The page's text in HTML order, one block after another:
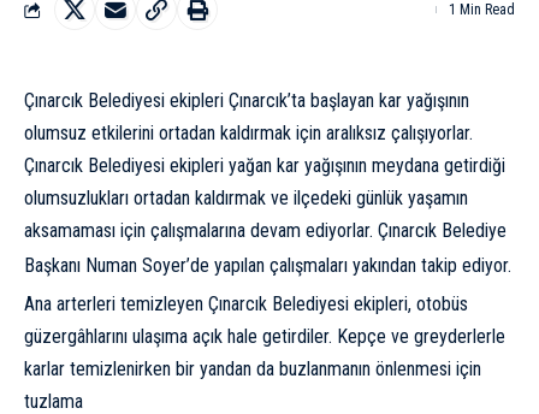
1 Min Read
Çınarcık Belediyesi ekipleri Çınarcık’ta başlayan kar yağışının
olumsuz etkilerini ortadan kaldırmak için aralıksız çalışıyorlar.
Çınarcık Belediyesi ekipleri yağan kar yağışının meydana getirdiği
olumsuzlukları ortadan kaldırmak ve ilçedeki günlük yaşamın
aksamaması için çalışmalarına devam ediyorlar. Çınarcık Belediye
Başkanı Numan Soyer’de yapılan çalışmaları yakından takip ediyor.
Ana arterleri temizleyen Çınarcık Belediyesi ekipleri, otobüs
güzergâhlarını ulaşıma açık hale getirdiler. Kepçe ve greyderlerle
karlar temizlenirken bir yandan da buzlanmanın önlenmesi için
tuzlama